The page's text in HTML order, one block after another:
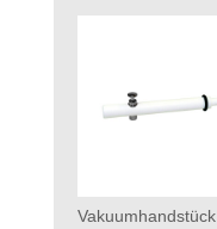
Vakuumhandstück